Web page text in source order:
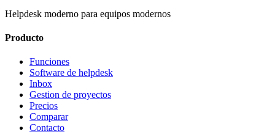
Helpdesk moderno para equipos modernos
Producto
Funciones
Software de helpdesk
Inbox
Gestion de proyectos
Precios
Comparar
Contacto